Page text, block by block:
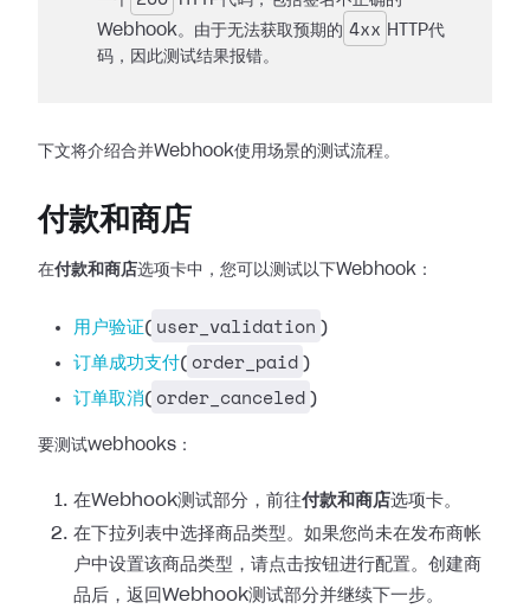
Webhook。由于无法获取预期的 4xx HTTP代
码，因此测试结果报错。
下文将介绍合并Webhook使用场景的测试流程。
付款和商店
在付款和商店选项卡中，您可以测试以下Webhook：
用户验证( user_validation )
订单成功支付( order_paid )
订单取消( order_canceled )
要测试webhooks：
在Webhook测试部分，前往付款和商店选项卡。
在下拉列表中选择商品类型。如果您尚未在发布商帐
户中设置该商品类型，请点击按钮进行配置。创建商
品后，返回Webhook测试部分并继续下一步。